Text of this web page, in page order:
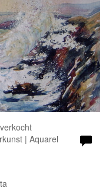
| Aquarel